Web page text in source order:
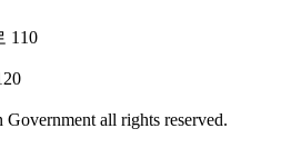
110
all rights reserved.